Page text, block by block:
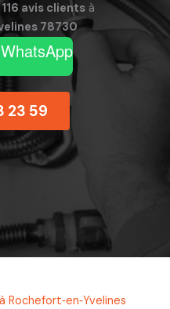
116 avis clients à
78730
23 59